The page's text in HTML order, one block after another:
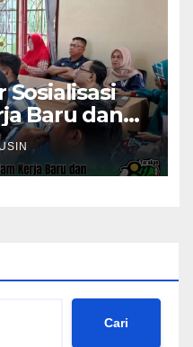
Sosialisasi
Baru dan
Cari